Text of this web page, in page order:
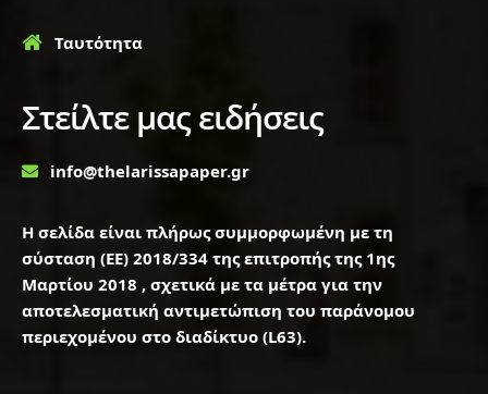
Ταυτότητα
Στείλτε μας ειδήσεις
info@thelarissapaper.gr
Η σελίδα είναι πλήρως συμμορφωμένη με τη
σύσταση (ΕΕ) 2018/334 της επιτροπής της 1ης
Μαρτίου 2018 , σχετικά με τα μέτρα για την
αποτελεσματική αντιμετώπιση του παράνομου
περιεχομένου στο διαδίκτυο (L63).